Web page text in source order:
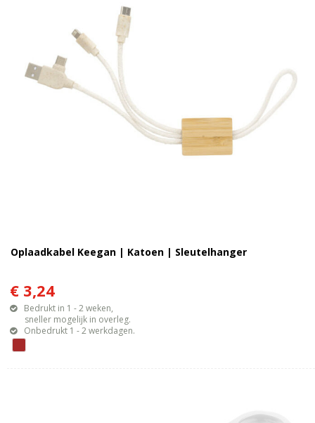
Oplaadkabel Keegan | Katoen | Sleutelhanger
€ 3,24
Bedrukt in 1 - 2 weken,
sneller mogelijk in overleg.
Onbedrukt 1 - 2 werkdagen.